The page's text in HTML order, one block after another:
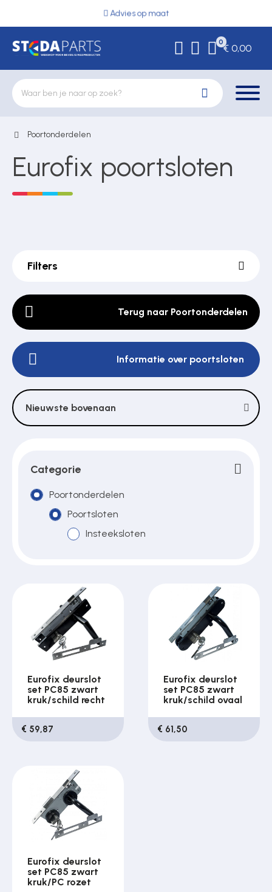
Advies op maat
0
€ 0,00
Deurbeslag
Elektrische vergrendeling
Kluizen
Poortonderdelen
Pulsgevers
Sloten
Toegangsverlening
Contact
Poortonderdelen
Eurofix poortsloten
Filters
Terug naar Poortonderdelen
Informatie over poortsloten
Nieuwste bovenaan
Categorie
Poortonderdelen
Poortsloten
Insteeksloten
Eurofix deurslot
set PC85 zwart
kruk/schild recht
€ 59,87
Eurofix deurslot
set PC85 zwart
kruk/schild ovaal
€ 61,50
Eurofix deurslot
set PC85 zwart
kruk/PC rozet